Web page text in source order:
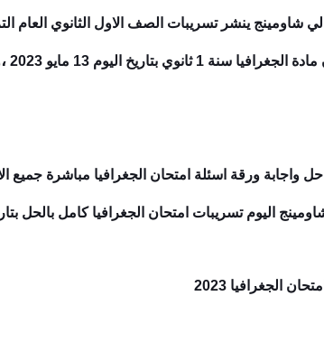
شاومينج ينشر تسريبات الصف الاول الثانوي العام
بتاريخ اليوم 13 مايو 2023 ،
واجابة ورقة اسئلة امتحان الجغرافيا مباشرة جميع
تسريبات امتحان الجغرافيا كامل بالحل بتاريخ 2023
الجغرافيا 2023